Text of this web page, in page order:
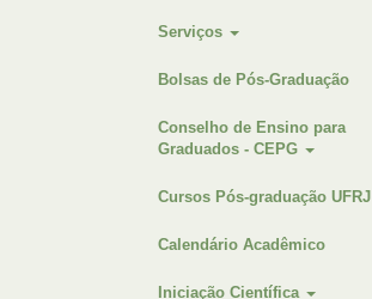
Serviços
Bolsas de Pós-Graduação
Conselho de Ensino para
Graduados - CEPG
Cursos Pós-graduação UFRJ
Calendário Acadêmico
Iniciação Científica